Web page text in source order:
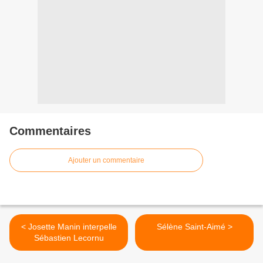
Commentaires
Ajouter un commentaire
< Josette Manin interpelle
Sébastien Lecornu
Sélène Saint-Aimé >